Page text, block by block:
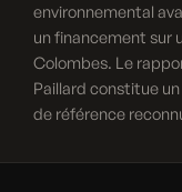
environnemental
un financement sur
Colombes. Le
Paillard constitue
de référence